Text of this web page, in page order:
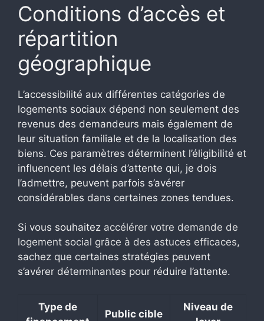
Conditions d’accès et
répartition
géographique
L’accessibilité aux différentes catégories de
logements sociaux dépend non seulement des
revenus des demandeurs mais également de
leur situation familiale et de la localisation des
biens. Ces paramètres déterminent l’éligibilité et
influencent les délais d’attente qui, je dois
l’admettre, peuvent parfois s’avérer
considérables dans certaines zones tendues.
Si vous souhaitez accélérer votre demande de
logement social grâce à des astuces efficaces,
sachez que certaines stratégies peuvent
s’avérer déterminantes pour réduire l’attente.
Type de
Public cible
Niveau de